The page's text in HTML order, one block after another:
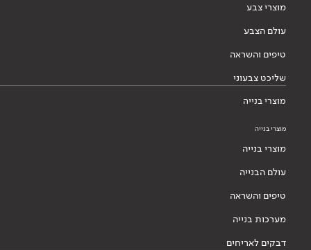
מוצרי צבע
עולם הצבע
טיפים והשראה
שליכט צבעוני
מוצרי בנייה
מוצרי בנייה
מוצרי בנייה
עולם הבנייה
טיפים והשראה
מערכות בנייה
דבקים לאריחים